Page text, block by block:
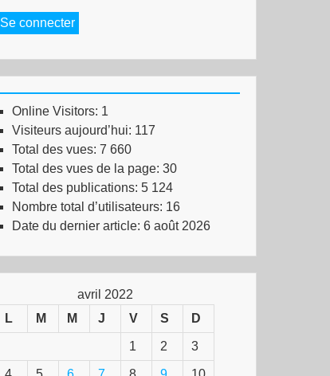
Se connecter
Online Visitors: 1
Visiteurs aujourd’hui: 117
Total des vues: 7 660
Total des vues de la page: 30
Total des publications: 5 124
Nombre total d’utilisateurs: 16
Date du dernier article: 6 août 2026
avril 2022
L
M M J V S D
1 2 3